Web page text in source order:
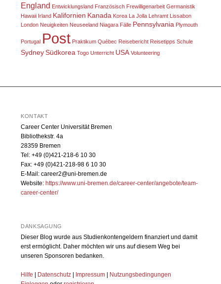
England Entwicklungsland Französisch Frewilligenarbeit Germanistik
Hawaii Irland Kalifornien Kanada Korea La Jolla Lehramt Lissabon
London Neuigkeiten Neuseeland Niagara Fälle Pennsylvania Plymouth
Portugal Post Praktikum Québec Reisebericht Reisetipps Schule
Sydney Südkorea Togo Unterricht USA Volunteering
KONTAKT
Career Center Universität Bremen
Bibliothekstr. 4a
28359 Bremen
Tel: +49 (0)421-218-6 10 30
Fax: +49 (0)421-218-98 6 10 30
E-Mail: career2@uni-bremen.de
Website: https://www.uni-bremen.de/career-center/angebote/team-
career-center/
DANKSAGUNG
Dieser Blog wurde aus Studienkontengeldern finanziert und damit
erst ermöglicht. Daher möchten wir uns auf diesem Weg bei
unseren Sponsoren bedanken.
Hilfe Datenschutz Impressum
Nutzungsbedingungen